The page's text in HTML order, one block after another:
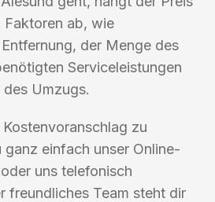
Faktoren ab, wie
der Menge des
Serviceleistungen
Umzugs.
zu
ganz einfach unser Online-
uns telefonisch
freundliches Team steht dir